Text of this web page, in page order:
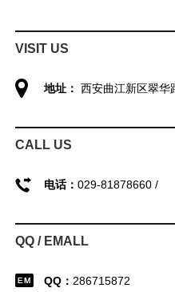
VISIT US
地址： 西安曲江新区翠华
CALL US
电话： 029-81878660 /
QQ / EMALL
QQ： 286715872